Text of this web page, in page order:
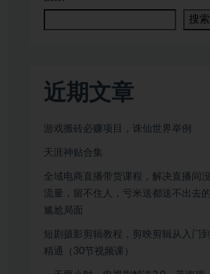
搜索
近期文章
游戏搬砖必赚项目，诛仙世界举例
天涯神贴合集
全域电商直播带货课程，解决直播间没
流量，留不住人，亏米送都送不出去的
尴尬局面
短剧摄影剪辑教程，剪映剪辑从入门到
精通（30节视频课）